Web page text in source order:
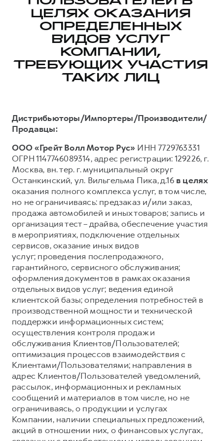
DARGO X
от 3 499 000 ₽
F7
от 2 899 000 ₽
F7X
от 3 449 000 ₽
Тест-драйв
Трейд-ин
КРЕДИТ И СТРАХОВАНИЕ
Кредитный калькулятор
Для малого бизнеса
Корпоративным клиентам
Крупным корпоративным клиентам
Система управления автопарком GWM Fleet
Сервис для корпоративных клиентов
HAVAL Лизинг
АКСЕССУАРЫ HAVAL
Автомобильные аксессуары
Коллекция CITY
Коллекция Базовая
Коллекция Детская
СЕРВИСНОЕ ОБСЛУЖИВАНИЕ
Нулевое ТО
Программа «Помощь на дороге»
Регламенты технического обслуживания
Электронный ПТС
GWM Безопасность
Гарантия HAVAL
Мобильное приложение GWM
Программа «HAVAL Защита+»
Руководства по эксплуатации
Подписки
АКСЕССУАРЫ HAVAL
Автомобильные аксессуары
Коллекция CITY
Коллекция Базовая
Коллекция Детская
О дилере
Наша команда
ЦЕЛЯХ ОКАЗАНИЯ
ОПРЕДЕЛЕННЫХ
ВИДОВ УСЛУГ
КОМПАНИИ,
ТРЕБУЮЩИХ УЧАСТИЯ
ТАКИХ ЛИЦ
Дистрибьюторы/Импортеры/Производители/
Продавцы:
ООО «Грейт Волл Мотор Рус» ИНН 7729763331
ОГРН 1147746089314, адрес регистрации: 129226, г.
Москва, вн. тер. г. муниципальный округ
Останкинский, ул. Вильгельма Пика, д.16 в целях
оказания полного комплекса услуг, в том числе,
но не ограничиваясь: предзаказ и/или заказ,
продажа автомобилей и иных товаров; запись и
организация тест – драйва, обеспечение участия
в мероприятиях, подключение отдельных
сервисов, оказание иных видов
услуг; проведения послепродажного,
гарантийного, сервисного обслуживания;
оформления документов в рамках оказания
отдельных видов услуг; ведения единой
клиентской базы; определения потребностей в
производственной мощности и технической
поддержки информационных систем;
осуществления контроля продаж и
обслуживания Клиентов/Пользователей;
оптимизация процессов взаимодействия с
Клиентами/Пользователями; направления в
адрес Клиентов/Пользователей уведомлений,
рассылок, информационных и рекламных
сообщений и материалов в том числе, но не
ограничиваясь, о продукции и услугах
Компании, наличии специальных предложений,
акций в отношении них, о финансовых услугах,